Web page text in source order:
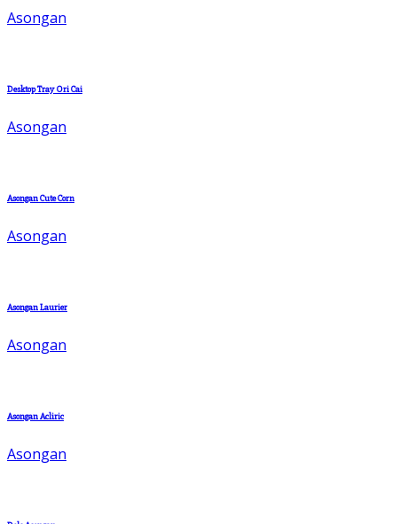
Asongan
Desktop Tray Ori Cai
Asongan
Asongan Cute Corn
Asongan
Asongan Laurier
Asongan
Asongan Acliric
Asongan